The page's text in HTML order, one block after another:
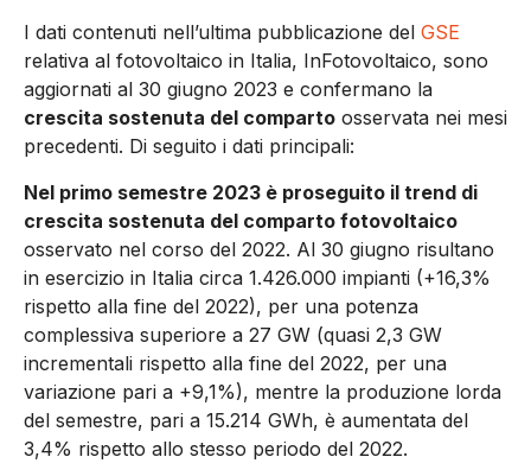
I dati contenuti nell’ultima pubblicazione del GSE
relativa al fotovoltaico in Italia, InFotovoltaico, sono
aggiornati al 30 giugno 2023 e confermano la
crescita sostenuta del comparto osservata nei mesi
precedenti. Di seguito i dati principali:
Nel primo semestre 2023 è proseguito il trend di
crescita sostenuta del comparto fotovoltaico
osservato nel corso del 2022. Al 30 giugno risultano
in esercizio in Italia circa 1.426.000 impianti (+16,3%
rispetto alla fine del 2022), per una potenza
complessiva superiore a 27 GW (quasi 2,3 GW
incrementali rispetto alla fine del 2022, per una
variazione pari a +9,1%), mentre la produzione lorda
del semestre, pari a 15.214 GWh, è aumentata del
3,4% rispetto allo stesso periodo del 2022.